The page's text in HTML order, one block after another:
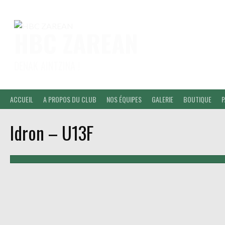
contenu
ACCUEIL A PROPOS DU CLUB NOS ÉQUIPES GALERIE BOUTIQUE
Idron – U13F